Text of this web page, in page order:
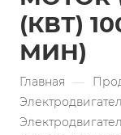
(КВТ)
МИН)
Главная —